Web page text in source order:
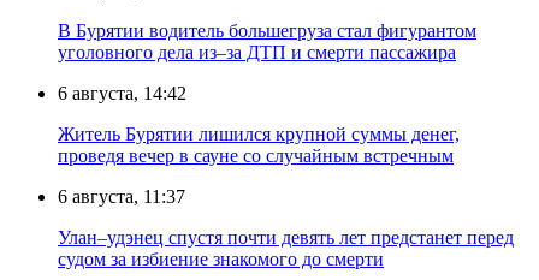
В Бурятии водитель большегруза стал фигурантом
уголовного дела из–за ДТП и смерти пассажира
6 августа, 14:42
Житель Бурятии лишился крупной суммы денег,
проведя вечер в сауне со случайным встречным
6 августа, 11:37
Улан–удэнец спустя почти девять лет предстанет перед
судом за избиение знакомого до смерти